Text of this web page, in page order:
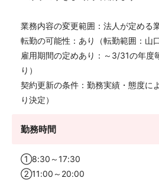
業務内容の変更範囲：法人が定める
転勤の可能性：あり（転勤範囲：山
雇用期間の定めあり：～3/31の年度
り）
契約更新の条件：勤務実績・態度に
り決定）
勤務時間
①8:30～17:30
②11:00～20:00